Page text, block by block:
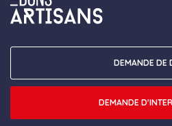
DEMANDE DE
DEMANDE